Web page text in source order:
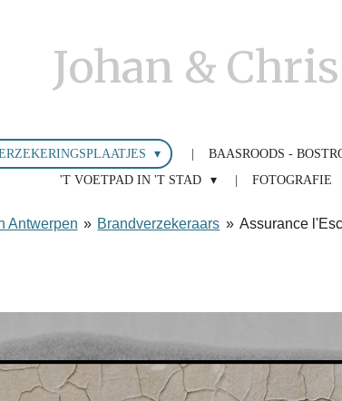
Johan & Chris
BAASROODS -
'T VOETPAD IN 'T STAD
FOTOGRAFIE
Antwerpen » Brandverzekeraars » Assurance